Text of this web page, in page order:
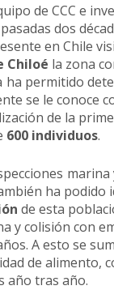
de CCC e
dos
en Chile
Chiloé la zona
permitido
se le conoce
de la
600 individuos.
marina
ha podido
de esta
y colisión con
A esto se
de alimento,
año tras año.